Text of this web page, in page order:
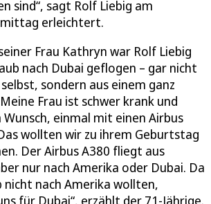
sind“, sagt Rolf Liebig am
erleichtert.
Frau Kathryn war Rolf Liebig
nach Dubai geflogen – gar nicht
sondern aus einem ganz
Frau ist schwer krank und
einmal mit einen Airbus
wollten wir zu ihrem Geburtstag
Der Airbus A380 fliegt aus
nur nach Amerika oder Dubai. Da
nicht nach Amerika wollten,
für Dubai“, erzählt der 71-Jährige.